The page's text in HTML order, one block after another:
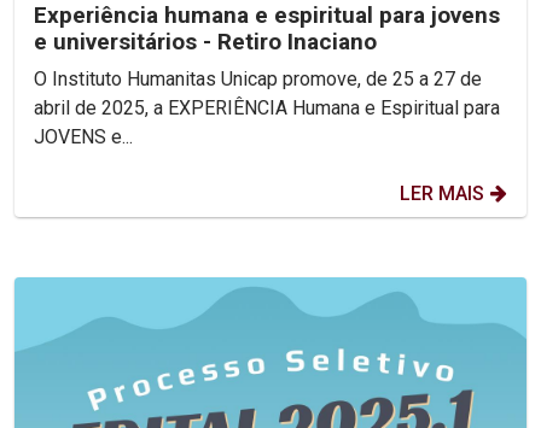
Experiência humana e espiritual para jovens
e universitários - Retiro Inaciano
O Instituto Humanitas Unicap promove, de 25 a 27 de
abril de 2025, a EXPERIÊNCIA Humana e Espiritual para
JOVENS e...
LER MAIS